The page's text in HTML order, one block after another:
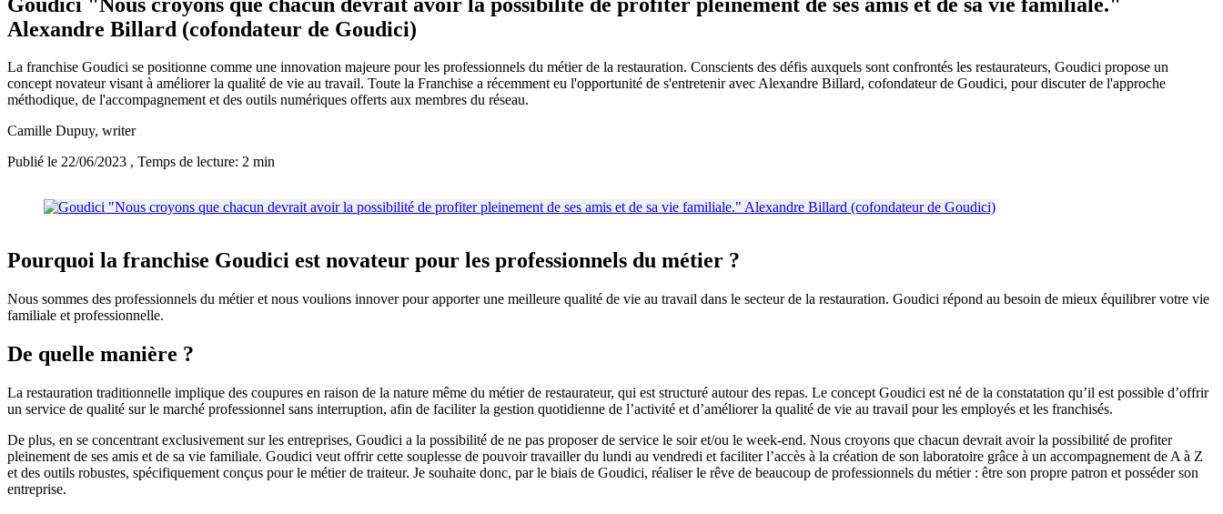
Alexandre Billard (cofondateur de Goudici)
La franchise Goudici se positionne comme une innovation majeure pour les professionnels du métier de la restauration. Conscients des défis auxquels sont confrontés les restaurateurs, Goudici propose un
concept novateur visant à améliorer la qualité de vie au travail. Toute la Franchise a récemment eu l'opportunité de s'entretenir avec Alexandre Billard, cofondateur de Goudici, pour discuter de l'approche
méthodique, de l'accompagnement et des outils numériques offerts aux membres du réseau.
Camille Dupuy, writer
Publié le 22/06/2023 , Temps de lecture: 2 min
Pourquoi la franchise Goudici est novateur pour les professionnels du métier ?
Nous sommes des professionnels du métier et nous voulions innover pour apporter une meilleure qualité de vie au travail dans le secteur de la restauration. Goudici répond au besoin de mieux équilibrer votre vie
familiale et professionnelle.
De quelle manière ?
La restauration traditionnelle implique des coupures en raison de la nature même du métier de restaurateur, qui est structuré autour des repas. Le concept Goudici est né de la constatation qu’il est possible d’offrir
un service de qualité sur le marché professionnel sans interruption, afin de faciliter la gestion quotidienne de l’activité et d’améliorer la qualité de vie au travail pour les employés et les franchisés.
De plus, en se concentrant exclusivement sur les entreprises, Goudici a la possibilité de ne pas proposer de service le soir et/ou le week-end. Nous croyons que chacun devrait avoir la possibilité de profiter
pleinement de ses amis et de sa vie familiale. Goudici veut offrir cette souplesse de pouvoir travailler du lundi au vendredi et faciliter l’accès à la création de son laboratoire grâce à un accompagnement de A à Z
et des outils robustes, spécifiquement conçus pour le métier de traiteur. Je souhaite donc, par le biais de Goudici, réaliser le rêve de beaucoup de professionnels du métier : être son propre patron et posséder son
entreprise.